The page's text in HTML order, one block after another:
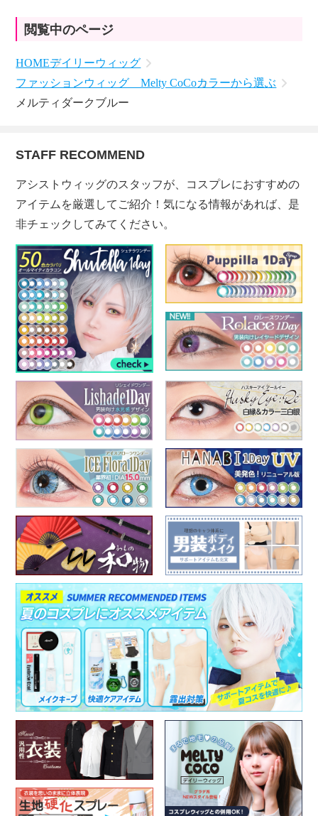
閲覧中のページ
HOMEデイリーウィッグ
ファッションウィッグ Melty CoCoカラーから選ぶ
メルティダークブルー
STAFF RECOMMEND
アシストウィッグのスタッフが、コスプレにおすすめの
アイテムを厳選してご紹介！気になる情報があれば、是
非チェックしてみてください。